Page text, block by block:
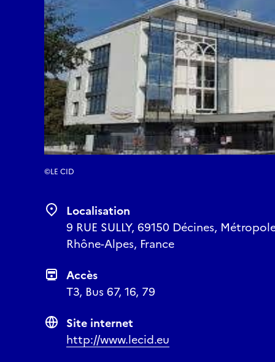
©LE CID
Localisation
9 RUE SULLY, 69150 Décines,
Rhône-Alpes, France
Accès
T3, Bus 67, 16, 79
Site internet
http://www.lecid.eu